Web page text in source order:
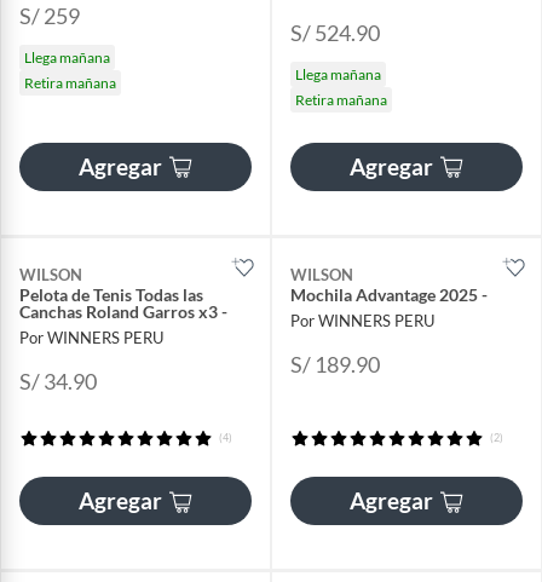
S/ 259
Llega mañana
Retira mañana
Agregar
S/ 524.90
Llega mañana
Retira mañana
Agregar
WILSON
Pelota de Tenis Todas las
Canchas Roland Garros x3 -
Por WINNERS PERU
S/ 34.90
(4)
Agregar
WILSON
Mochila Advantage 2025 -
Por WINNERS PERU
S/ 189.90
(2)
Agregar